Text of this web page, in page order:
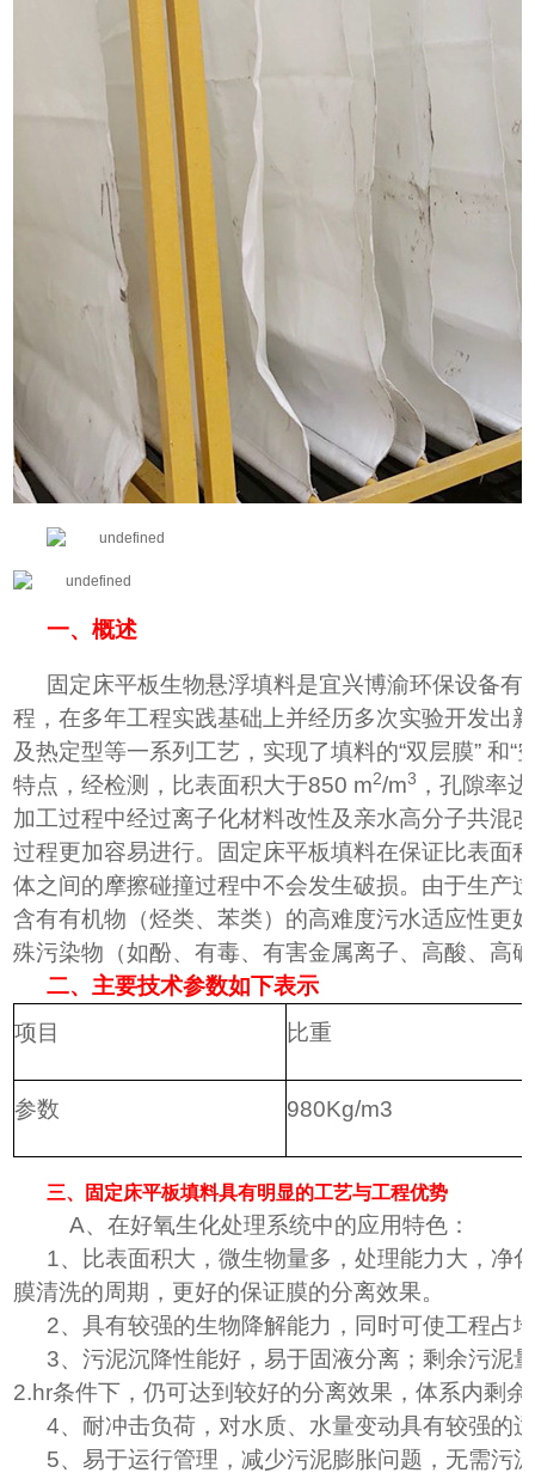
一、概述
固定床平板生物悬浮填料是宜兴博渝环保设备
程，在多年工程实践基础上并经历多次实验开发出
及热定型等一系列工艺，实现了填料的“双层膜” 和
特点，经检测，比表面积大于850 m2/m3 ，孔隙率
加工过程中经过离子化材料改性及亲水高分子共混
过程更加容易进行。
固定床平板填料在保证比表面
体之间的摩擦碰撞过程中不会发生破损。由于生产
含有有机物（烃类、苯类）的高难度污水适应性更
殊污染物（如酚、有毒、有害金属离子、高酸、高
二、主要技术参数如下表示
项目
比重
参数 980Kg/m3
三、固定床平板填料具有明显的工艺与工程优势
A、在好氧生化处理系统中的应用特色：
1、比表面积大，微生物量多，处理能力大，净
膜清洗的周期，更好的保证膜的分离效果。
2、具有较强的生物降解能力，同时可使工程占
3、污泥沉降性能好，易于固液分离；剩余污泥
2.hr条件下，仍可达到较好的分离效果，体系内剩
4、耐冲击负荷，对水质、水量变动具有较强的
5、易于运行管理，减少污泥膨胀问题，无需污